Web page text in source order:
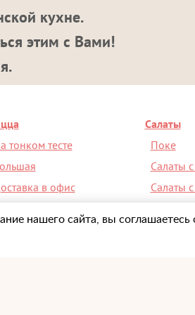
кухне.
этим с Вами!
Салаты
тонком тесте Поке
Салаты
в офис Салаты
нашего сайта, вы